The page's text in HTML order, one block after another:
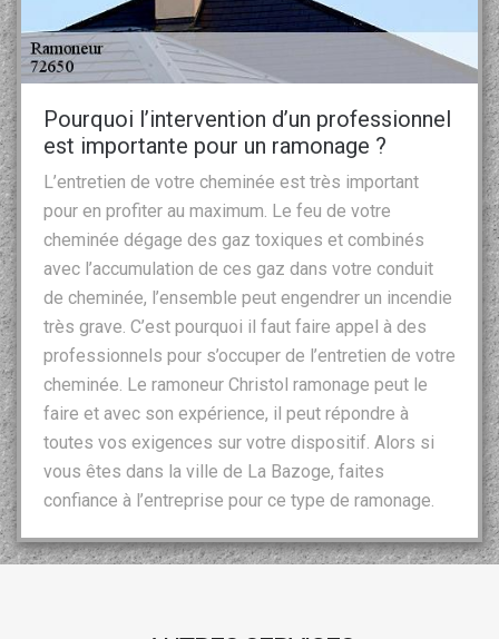
Pourquoi l’intervention d’un professionnel
est importante pour un ramonage ?
L’entretien de votre cheminée est très important
pour en profiter au maximum. Le feu de votre
cheminée dégage des gaz toxiques et combinés
avec l’accumulation de ces gaz dans votre conduit
de cheminée, l’ensemble peut engendrer un incendie
très grave. C’est pourquoi il faut faire appel à des
professionnels pour s’occuper de l’entretien de votre
cheminée. Le ramoneur Christol ramonage peut le
faire et avec son expérience, il peut répondre à
toutes vos exigences sur votre dispositif. Alors si
vous êtes dans la ville de La Bazoge, faites
confiance à l’entreprise pour ce type de ramonage.